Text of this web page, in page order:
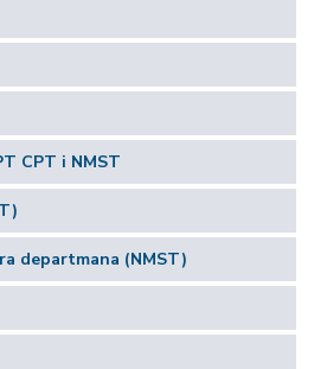
CPT i NMST
departmana (NMST)